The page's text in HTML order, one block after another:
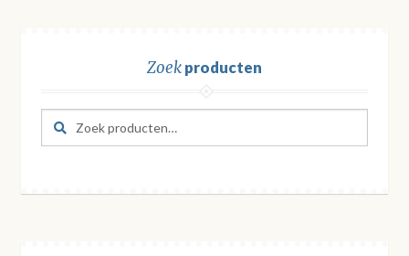
Zoekproducten
Zoeken
naar:
Zoeken